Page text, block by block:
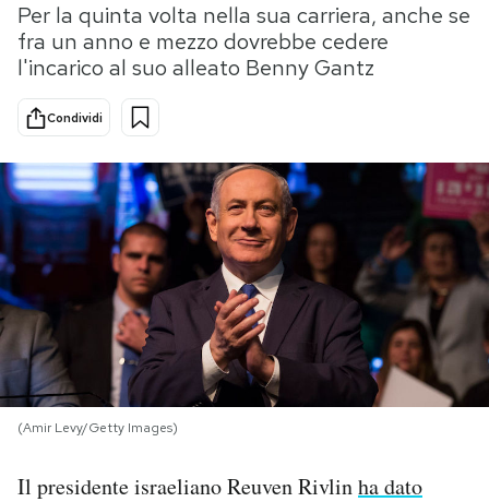
Tecnologia
Internet
Scienza
Cultura
Economia
Sport
Storie/Idee
Ok Boomer!
Media
Mondiali calcio 2026
PODCAST
NEWSLETTER
I MIEI PREFERITI
SHOP
Per la quinta volta nella sua carriera, anche se
fra un anno e mezzo dovrebbe cedere
l'incarico al suo alleato Benny Gantz
Condividi
(Amir Levy/Getty Images)
Il presidente israeliano Reuven Rivlinha dato